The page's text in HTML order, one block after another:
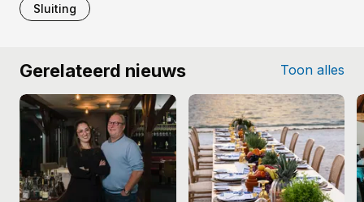
Sluiting
Gerelateerd nieuws Toon alles